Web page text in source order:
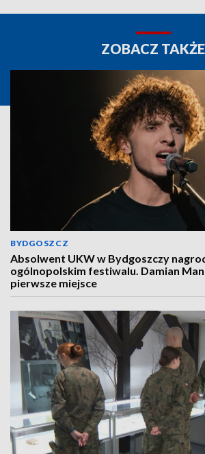
ZOBACZ TAKŻE
BYDGOSZCZ
Absolwent UKW w Bydgoszczy
ogólnopolskim festiwalu. Damian
pierwsze miejsce